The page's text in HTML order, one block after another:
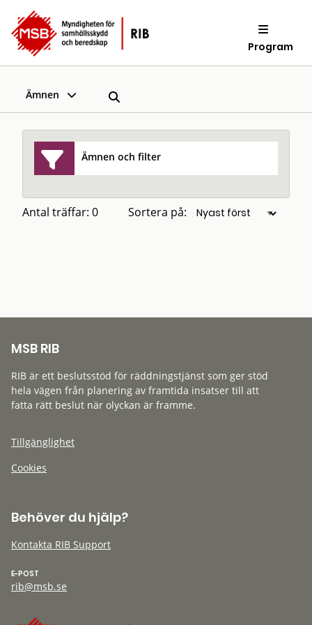
Program
Ämnen
Ämnen och filter
Antal träffar: 0 Sortera på:
MSB RIB
RIB är ett beslutsstöd för räddningstjänst som ger stöd
hela vägen från planering av framtida insatser till att
fatta rätt beslut när olyckan är framme.
Tillgänglighet
Cookies
Behöver du hjälp?
Kontakta RIB Support
E-POST
rib@msb.se